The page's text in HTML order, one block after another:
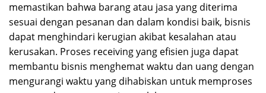
memastikan bahwa barang atau jasa yang diterima
sesuai dengan pesanan dan dalam kondisi baik, bisnis
dapat menghindari kerugian akibat kesalahan atau
kerusakan. Proses receiving yang efisien juga dapat
membantu bisnis menghemat waktu dan uang dengan
mengurangi waktu yang dihabiskan untuk memproses